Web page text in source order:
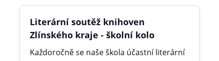
Literární soutěž knihoven
Zlínského kraje - školní kolo
Každoročně se naše škola účastní literární